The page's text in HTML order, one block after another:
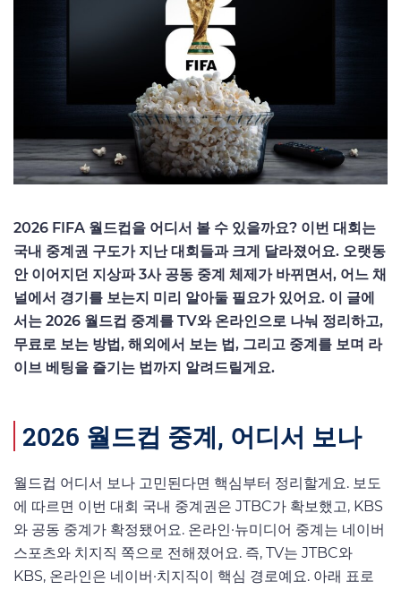
2026 FIFA 월드컵을 어디서 볼 수 있을까요? 이번 대회는
국내 중계권 구도가 지난 대회들과 크게 달라졌어요. 오랫동
안 이어지던 지상파 3사 공동 중계 체제가 바뀌면서, 어느 채
널에서 경기를 보는지 미리 알아둘 필요가 있어요. 이 글에
서는 2026 월드컵 중계를 TV와 온라인으로 나눠 정리하고,
무료로 보는 방법, 해외에서 보는 법, 그리고 중계를 보며 라
이브 베팅을 즐기는 법까지 알려드릴게요.
2026 월드컵 중계, 어디서 보나
월드컵 어디서 보나 고민된다면 핵심부터 정리할게요. 보도
에 따르면 이번 대회 국내 중계권은 JTBC가 확보했고, KBS
와 공동 중계가 확정됐어요. 온라인·뉴미디어 중계는 네이버
스포츠와 치지직 쪽으로 전해졌어요. 즉, TV는 JTBC와
KBS, 온라인은 네이버·치지직이 핵심 경로예요. 아래 표로